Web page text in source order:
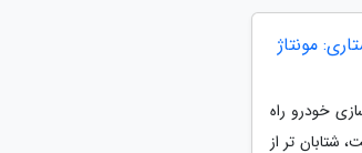
مونتاژ
خودرو راه
شتابان تر از